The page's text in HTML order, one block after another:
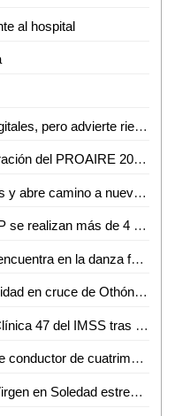
al hospital
Iglesia respalda regular medios digitales, pero advierte riesgo de caer en el autoritarismo
La SEGAM dio a conocer la integración del PROAIRE 2026-2036 para fortalecer la calidad del aire en la zona metropolitana
Inmuvi rescata trámites rezagados y abre camino a nuevas escrituraciones en Ciudad Valles
Día Mundial de la Bicicleta; en SLP se realizan más de 4 mil 500 viajes diarios
Tras jubilarse del IMSS, vallense encuentra en la danza folclórica una nueva forma de vida
Lluvias terminan de destruir la vialidad en cruce de Othón y Vicente C. Salazar
Mujer golpea a trabajadora de la Clínica 47 del IMSS tras discusión por consulta médica
No sobrevivió a las heridas; fallece conductor de cuatrimoto accidentado en Aquismón
En próximos días, familias de la Virgen en Soledad estrenarán consultorio, purificadora y parque urbano